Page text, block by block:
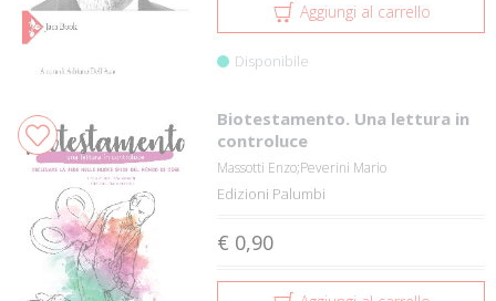
Aggiungi al carrello
Disponibile
Biotestamento. Una lettura in
controluce
Massotti Enzo;Peverini Mario
Edizioni Palumbi
€ 0,90